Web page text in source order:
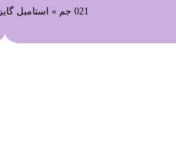
021 جم » استامبل گایز